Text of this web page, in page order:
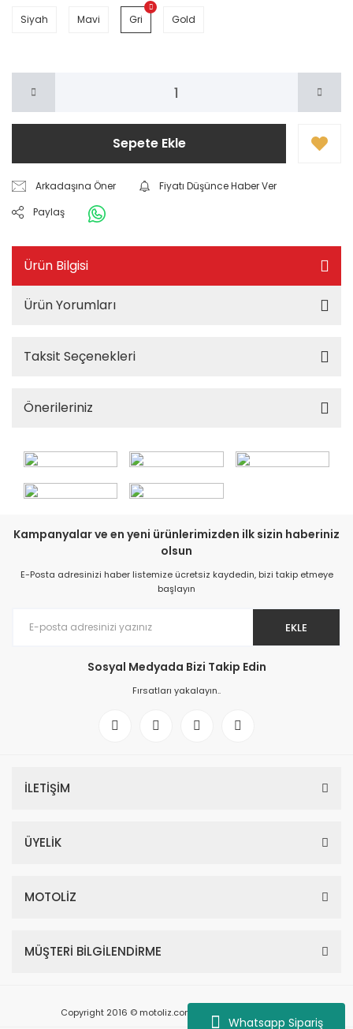
Whatsapp Sipariş
Siyah Mavi Gri Gold
Sepete Ekle
Arkadaşına Öner
Fiyatı Düşünce Haber Ver
Paylaş
Ürün Bilgisi
Ürün Yorumları
Taksit Seçenekleri
Önerileriniz
Kampanyalar ve en yeni ürünlerimizden ilk sizin haberiniz
olsun
E-Posta adresinizi haber listemize ücretsiz kaydedin, bizi takip etmeye
başlayın
EKLE
Sosyal Medyada Bizi Takip Edin
Fırsatları yakalayın..
İLETİŞİM
ÜYELİK
MOTOLİZ
MÜŞTERİ BİLGİLENDİRME
Copyright 2016 © motoliz.com - Tüm Hakları Saklıdır.